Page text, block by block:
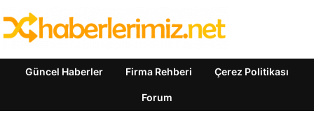
Güncel Haberler Firma Rehberi Çerez Politikası
Forum